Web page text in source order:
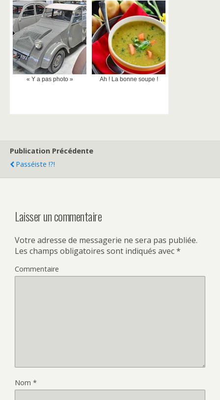
« Y a pas photo » Ah ! La bonne soupe !
Publication Précédente
Passéiste !?!
Laisser un commentaire
Votre adresse de messagerie ne sera pas publiée.
Les champs obligatoires sont indiqués avec*
Commentaire
Nom *